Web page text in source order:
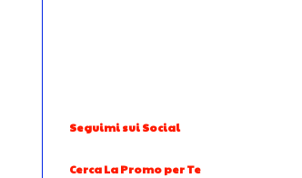
Seguimi sui Social
Cerca La Promo per Te